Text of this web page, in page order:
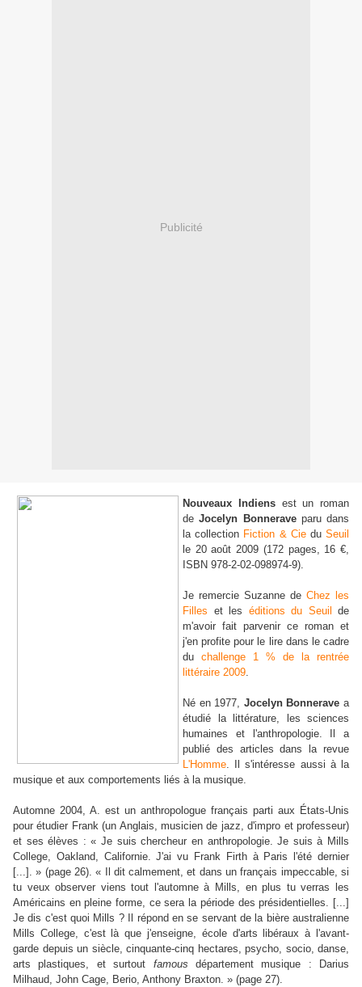
Publicité
Nouveaux Indiensest un roman
deJocelyn Bonneraveparu dans
la collection Fiction & CieduSeuil
le 20 août 2009 (172 pages, 16 €,
ISBN 978-2-02-098974-9).
Je remercie Suzanne de Chez les
Filles et les éditions du Seuil
de
m'avoir fait parvenir ce roman et
j'en profite pour le lire dans le cadre
du challenge 1 % de la rentrée
littéraire 2009.
Né en 1977, Jocelyn Bonnerave a
étudié la littérature, les sciences
humaines et l'anthropologie. Il a
publié des articles dans la revue
L'Homme. Il s'intéresse aussi à la
musique et aux comportements liés à la musique.
Automne 2004, A. est un anthropologue français parti aux États-Unis
pour étudier Frank (un Anglais, musicien de jazz, d'impro et professeur)
et ses élèves : « Je suis chercheur en anthropologie. Je suis à Mills
College, Oakland, Californie. J'ai vu Frank Firth à Paris l'été dernier
[...]. » (page 26). « Il dit calmement, et dans un français impeccable, si
tu veux observer viens tout l'automne à Mills, en plus tu verras les
Américains en pleine forme, ce sera la période des présidentielles. [...]
Je dis c'est quoi Mills ? Il répond en se servant de la bière australienne
Mills College, c'est là que j'enseigne, école d'arts libéraux à l'avant-
garde depuis un siècle, cinquante-cinq hectares, psycho, socio, danse,
arts plastiques, et surtout famous département musique : Darius
Milhaud, John Cage, Berio, Anthony Braxton. » (page 27).